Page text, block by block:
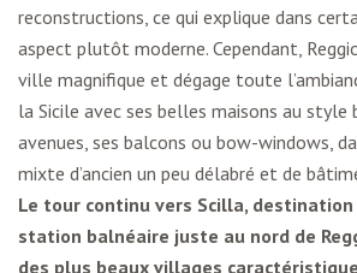
reconstructions, ce qui explique dans
aspect plutôt moderne. Cependant,
ville magnifique et dégage toute
la Sicile avec ses belles maisons au style
avenues, ses balcons ou bow-windows,
mixte d’ancien un peu délabré et de
Le tour continu vers Scilla,
station balnéaire juste au nord de
des plus beaux villages